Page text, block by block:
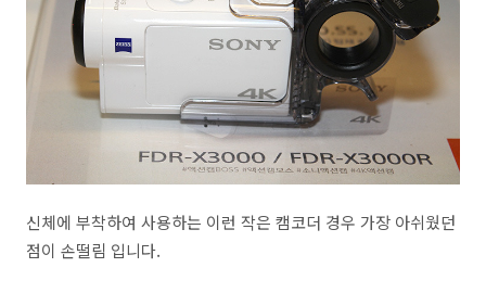
신체에 부착하여 사용하는 이런 작은 캠코더 경우 가장 아쉬웠던
점이 손떨림 입니다.